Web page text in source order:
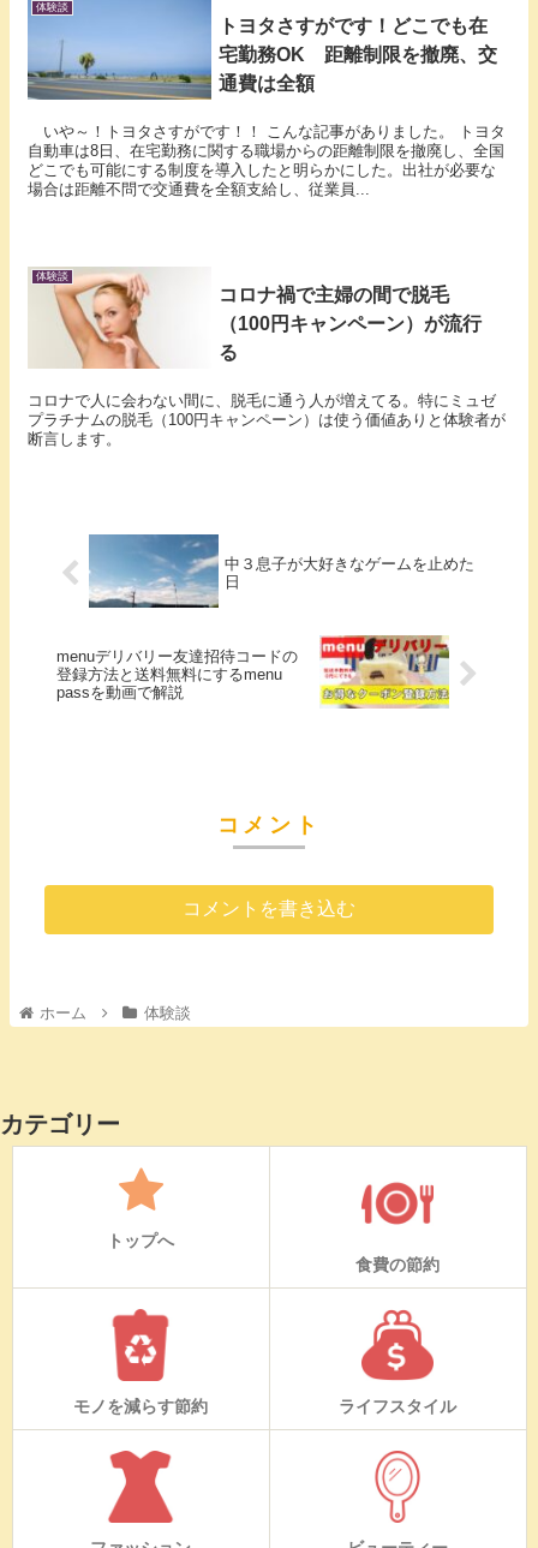
体験談
トヨタさすがです！どこでも在
宅勤務OK 距離制限を撤廃、交
通費は全額
いや～！トヨタさすがです！！ こんな記事がありました。 トヨタ
自動車は8日、在宅勤務に関する職場からの距離制限を撤廃し、全国
どこでも可能にする制度を導入したと明らかにした。出社が必要な
場合は距離不問で交通費を全額支給し、従業員...
体験談
コロナ禍で主婦の間で脱毛
（100円キャンペーン）が流行
る
コロナで人に会わない間に、脱毛に通う人が増えてる。特にミュゼ
プラチナムの脱毛（100円キャンペーン）は使う価値ありと体験者が
断言します。
中３息子が大好きなゲームを止めた
日
menuデリバリー友達招待コードの
登録方法と送料無料にするmenu
passを動画で解説
コメント
コメントを書き込む
ホーム 体験談
カテゴリー
トップへ
食費の節約
モノを減らす節約 ライフスタイル